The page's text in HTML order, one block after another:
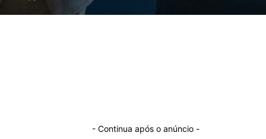
- Continua após o anúncio -